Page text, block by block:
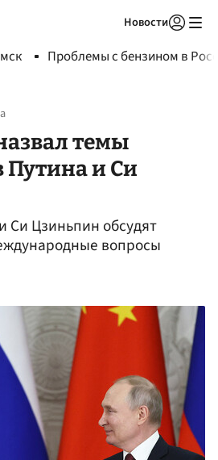
Новости
Проблемы с бензином в
темы
Путина и Си
Си Цзиньпин обсудят
вопросы